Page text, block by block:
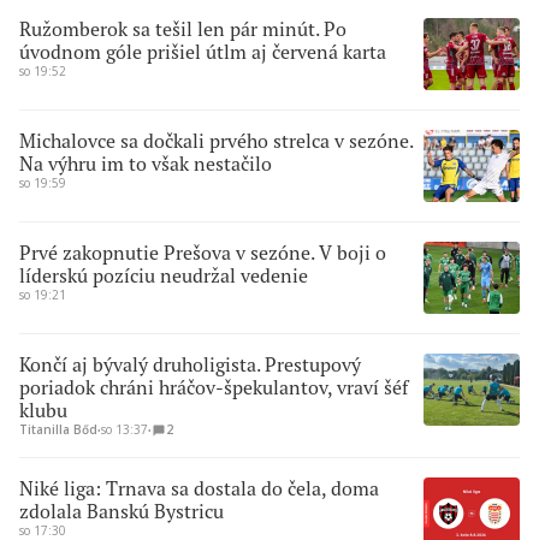
Ružomberok sa tešil len pár minút. Po
úvodnom góle prišiel útlm aj červená karta
so 19:52
Michalovce sa dočkali prvého strelca v sezóne.
Na výhru im to však nestačilo
so 19:59
Prvé zakopnutie Prešova v sezóne. V boji o
líderskú pozíciu neudržal vedenie
so 19:21
Končí aj bývalý druholigista. Prestupový
poriadok chráni hráčov-špekulantov, vraví šéf
klubu
Titanilla Bőd∙so 13:37∙ 2
Niké liga: Trnava sa dostala do čela, doma
zdolala Banskú Bystricu
so 17:30